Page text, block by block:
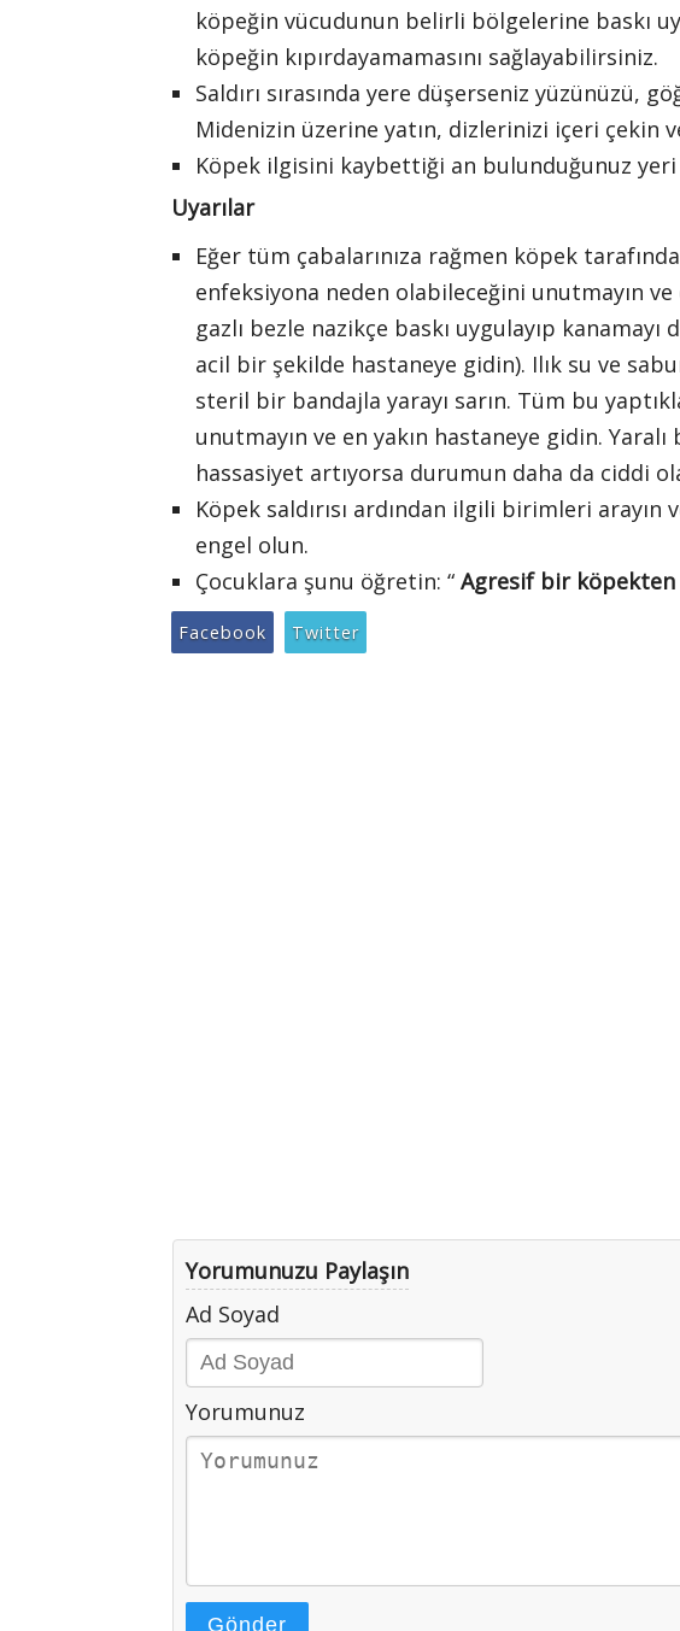
köpeğin vücudunun belirli bölgelerine baskı
köpeğin kıpırdayamamasını sağlayabilirsiniz.
Saldırı sırasında yere düşerseniz yüzünüzü,
Midenizin üzerine yatın, dizlerinizi içeri çekin
Köpek ilgisini kaybettiği an bulunduğunuz
Uyarılar
Eğer tüm çabalarınıza rağmen köpek tarafından
enfeksiyona neden olabileceğini unutmayın
gazlı bezle nazikçe baskı uygulayıp
acil bir şekilde hastaneye gidin). Ilık su ve
steril bir bandajla yarayı sarın. Tüm bu
unutmayın ve en yakın hastaneye gidin. Yaralı
hassasiyet artıyorsa durumun daha da ciddi
Köpek saldırısı ardından ilgili birimleri arayın
engel olun.
Çocuklara şunu öğretin: “ Agresif bir köpekten
Facebook Twitter
Yorumunuzu Paylaşın
Ad Soyad
Yorumunuz
Gönder